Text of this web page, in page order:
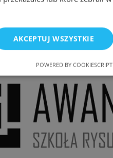
AKCEPTUJ WSZYSTKIE
Funkcjonalność
POWERED BY COOKIESCRIPT